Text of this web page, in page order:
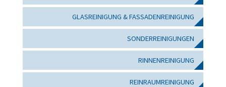
GLASREINIGUNG & FASSADENREINIGUNG
SONDERREINIGUNGEN
RINNENREINIGUNG
REINRAUMREINIGUNG